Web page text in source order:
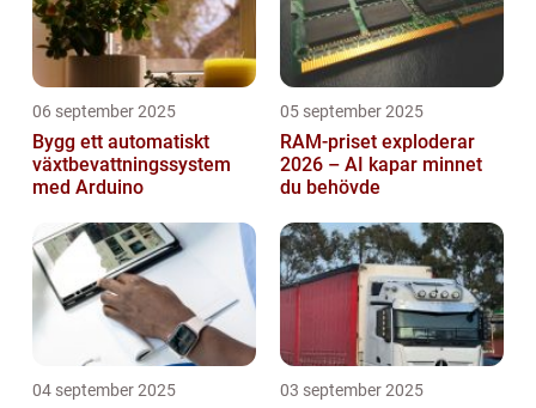
06 september 2025
Bygg ett automatiskt
växtbevattningssystem
med Arduino
05 september 2025
RAM-priset exploderar
2026 – AI kapar minnet
du behövde
04 september 2025 03 september 2025